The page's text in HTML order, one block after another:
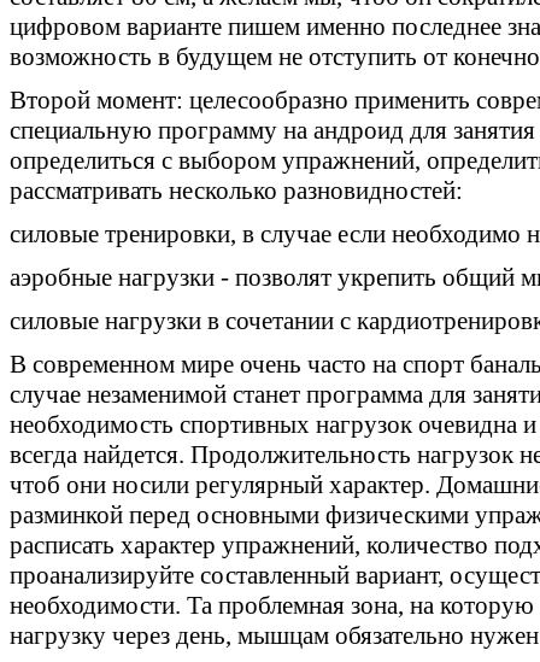
цифровом варианте пишем именно последнее
возможность в будущем не отступить от
Второй момент: целесообразно применить
специальную программу на андроид для
определиться с выбором упражнений,
рассматривать несколько разновидностей:
силовые тренировки, в случае если
аэробные нагрузки - позволят укрепить общий
силовые нагрузки в сочетании с
В современном мире очень часто на спорт
случае незаменимой станет программа для
необходимость спортивных нагрузок очевидна
всегда найдется. Продолжительность нагрузок
чтоб они носили регулярный характер.
разминкой перед основными физическими
расписать характер упражнений, количество
проанализируйте составленный вариант,
необходимости. Та проблемная зона, на
нагрузку через день, мышцам обязательно